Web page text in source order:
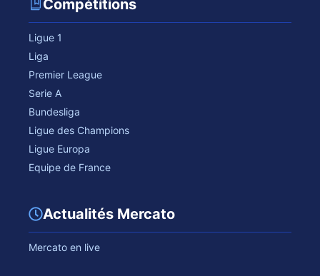
Compétitions
Ligue 1
Liga
Premier League
Serie A
Bundesliga
Ligue des Champions
Ligue Europa
Equipe de France
Actualités Mercato
Mercato en live